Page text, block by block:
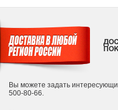
Вы можете задать
500-80-66.